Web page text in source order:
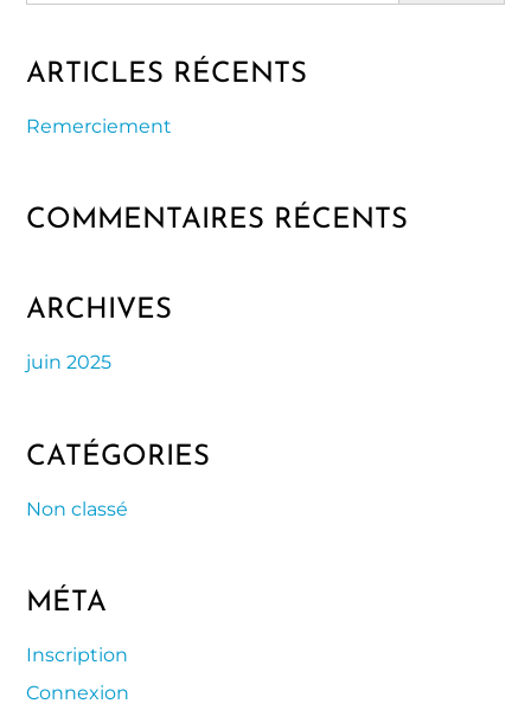
ARTICLES RÉCENTS
Remerciement
COMMENTAIRES RÉCENTS
ARCHIVES
juin 2025
CATÉGORIES
Non classé
MÉTA
Inscription
Connexion